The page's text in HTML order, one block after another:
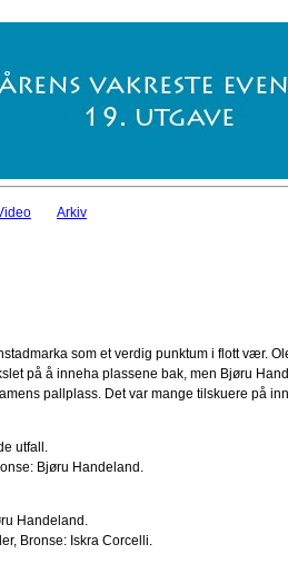
Arkiv
som et verdig punktum i flott vær.
på å inneha plassene bak, men Bjøru
pallplass. Det var mange tilskuere på
utfall.
Bjøru Handeland.
Handeland.
Bronse: Iskra Corcelli.